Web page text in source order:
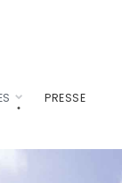
PRESSE